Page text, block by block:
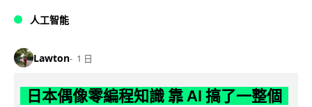
人工智能
Lawton 1 日
日本偶像零編程知識 靠 AI 搞了一整個